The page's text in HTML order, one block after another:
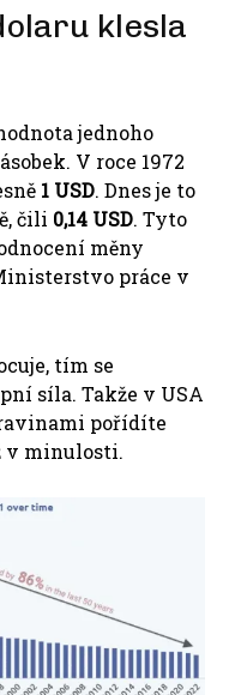
klesla
jednoho
V roce 1972
1 USD. Dnes je to
čili 0,14 USD. Tyto
měny
práce v
tím se
síla. Takže v USA
pořídíte
v minulosti.